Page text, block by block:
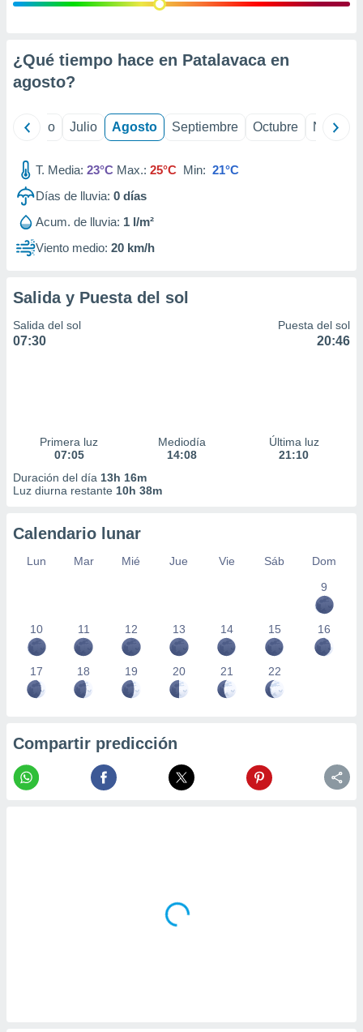
e
mediante
de
1199
¿Qué tiempo hace en Patalavaca en
agosto?
Junio Julio Agosto Septiembre Octubre
T. Media: 23°C Max.: 25°C Min: 21°C
Días de lluvia: 0 días
Acum. de lluvia: 1 l/m²
Viento medio: 20 km/h
Salida y Puesta del sol
Salida del sol
07:30
Puesta del sol
20:46
Primera luz
07:05
Mediodía
14:08
Última luz
21:10
Duración del día 13h 16m
Luz diurna restante 10h 38m
Calendario lunar
Lun Mar Mié Jue Vie Sáb
Dom
9
10 11 12 13 14 15 16
17 18 19 20 21 22
Compartir predicción